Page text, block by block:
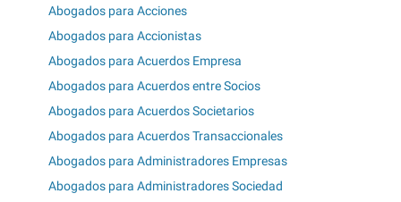
Abogados para Acciones
Abogados para Accionistas
Abogados para Acuerdos Empresa
Abogados para Acuerdos entre Socios
Abogados para Acuerdos Societarios
Abogados para Acuerdos Transaccionales
Abogados para Administradores Empresas
Abogados para Administradores Sociedad